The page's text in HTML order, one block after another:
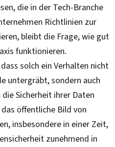
die in der Tech-Branche
Richtlinien zur
bleibt die Frage, wie gut
funktionieren.
solch ein Verhalten nicht
untergräbt, sondern auch
Sicherheit ihrer Daten
öffentliche Bild von
insbesondere in einer Zeit,
zunehmend in